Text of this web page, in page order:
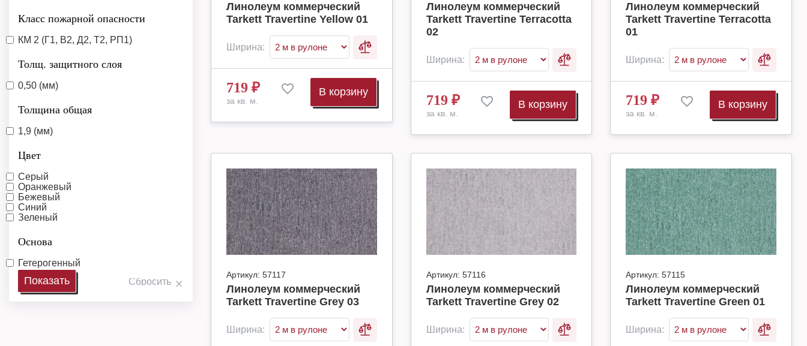
Класс пожарной опасности
КМ 2 (Г1, В2, Д2, Т2, РП1)
Толщ. защитного слоя
0,50 (мм)
Толщина общая
1,9 (мм)
Цвет
Серый
Оранжевый
Бежевый
Синий
Зеленый
Основа
Гетерогенный
Линолеум коммерческий
Tarkett Travertine Yellow 01
Ширина:
719 ₽
за кв. м.
В корзину
Линолеум коммерческий
Tarkett Travertine Terracotta
02
Ширина:
719₽
за кв. м.
В корзину
Линолеум коммерческий
Tarkett Travertine Terracotta
01
Ширина:
719 ₽
за кв. м.
В корзину
Артикул: 57117
Линолеум коммерческий
Tarkett Travertine Grey 03
Ширина:
Артикул: 57116
Линолеум коммерческий
Tarkett Travertine Grey 02
Ширина:
Артикул: 57115
Линолеум коммерческий
Tarkett Travertine Green 01
Ширина: